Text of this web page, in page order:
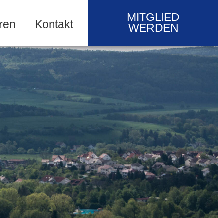
Kontakt
MITGLIED
WERDEN